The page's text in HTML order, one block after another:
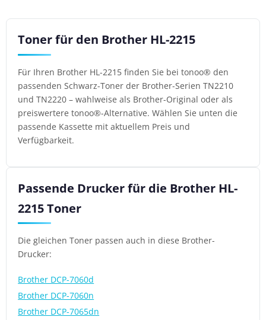
Toner für den Brother HL-2215
Für Ihren Brother HL-2215 finden Sie bei tonoo® den
passenden Schwarz-Toner der Brother-Serien TN2210
und TN2220 – wahlweise als Brother-Original oder als
preiswertere tonoo®-Alternative. Wählen Sie unten die
passende Kassette mit aktuellem Preis und
Verfügbarkeit.
Passende Drucker für die Brother HL-
2215 Toner
Die gleichen Toner passen auch in diese Brother-
Drucker:
Brother DCP-7060d
Brother DCP-7060n
Brother DCP-7065dn